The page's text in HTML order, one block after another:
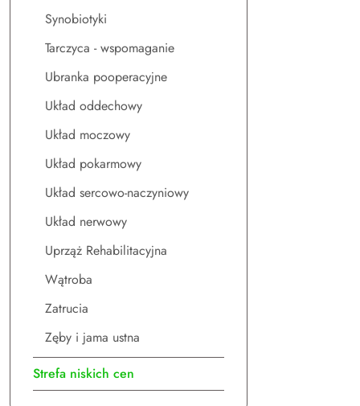
Synobiotyki
Tarczyca - wspomaganie
Ubranka pooperacyjne
Układ oddechowy
Układ moczowy
Układ pokarmowy
Układ sercowo-naczyniowy
Układ nerwowy
Uprząż Rehabilitacyjna
Wątroba
Zatrucia
Zęby i jama ustna
Strefa niskich cen